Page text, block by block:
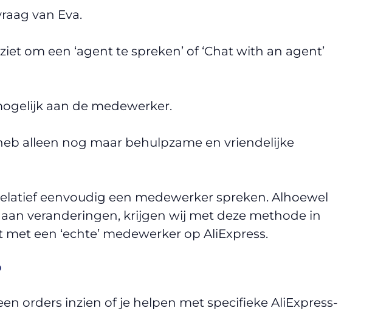
van Eva.
om een ‘agent te spreken’ of ‘Chat with an agent’
aan de medewerker.
alleen nog maar behulpzame en vriendelijke
eenvoudig een medewerker spreken. Alhoewel
veranderingen, krijgen wij met deze methode in
een ‘echte’ medewerker op AliExpress.
orders inzien of je helpen met specifieke AliExpress-